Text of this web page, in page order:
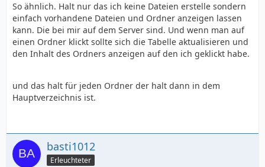
So ähnlich. Halt nur das ich keine Dateien erstelle sondern
einfach vorhandene Dateien und Ordner anzeigen lassen
kann. Die bei mir auf dem Server sind. Und wenn man auf
einen Ordner klickt sollte sich die Tabelle aktualisieren und
den Inhalt des Ordners anzeigen auf den ich geklickt habe.
und das halt für jeden Ordner der halt dann in dem
Hauptverzeichnis ist.
basti1012
Erleuchteter